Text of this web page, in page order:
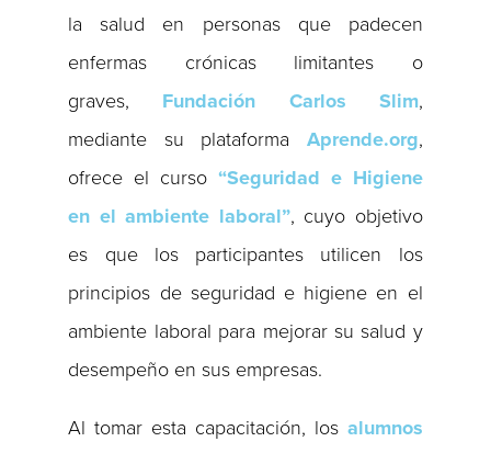
la salud en personas que padecen
enfermas crónicas limitantes o
graves, Fundación Carlos Slim,
mediante su plataforma Aprende.org,
ofrece el curso “Seguridad e Higiene
en el ambiente laboral”, cuyo objetivo
es que los participantes utilicen los
principios de seguridad e higiene en el
ambiente laboral para mejorar su salud y
desempeño en sus empresas.
Al tomar esta capacitación, los alumnos